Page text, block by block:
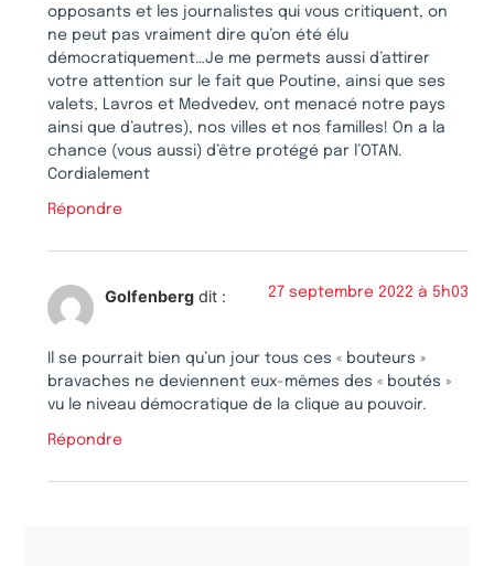
opposants et les journalistes qui vous critiquent, on
ne peut pas vraiment dire qu’on été élu
démocratiquement…Je me permets aussi d’attirer
votre attention sur le fait que Poutine, ainsi que ses
valets, Lavros et Medvedev, ont menacé notre pays
ainsi que d’autres), nos villes et nos familles! On a la
chance (vous aussi) d’être protégé par l’OTAN.
Cordialement
Répondre
Golfenberg dit : 27 septembre 2022 à 5h03
Il se pourrait bien qu’un jour tous ces « bouteurs »
bravaches ne deviennent eux-mêmes des « boutés »
vu le niveau démocratique de la clique au pouvoir.
Répondre